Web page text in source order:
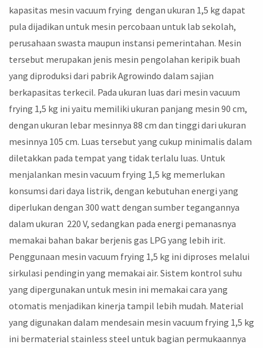
kapasitas mesin vacuum frying dengan ukuran 1,5 kg dapat
pula dijadikan untuk mesin percobaan untuk lab sekolah,
perusahaan swasta maupun instansi pemerintahan. Mesin
tersebut merupakan jenis mesin pengolahan keripik buah
yang diproduksi dari pabrik Agrowindo dalam sajian
berkapasitas terkecil. Pada ukuran luas dari mesin vacuum
frying 1,5 kg ini yaitu memiliki ukuran panjang mesin 90 cm,
dengan ukuran lebar mesinnya 88 cm dan tinggi dari ukuran
mesinnya 105 cm. Luas tersebut yang cukup minimalis dalam
diletakkan pada tempat yang tidak terlalu luas. Untuk
menjalankan mesin vacuum frying 1,5 kg memerlukan
konsumsi dari daya listrik, dengan kebutuhan energi yang
diperlukan dengan 300 watt dengan sumber tegangannya
dalam ukuran 220 V, sedangkan pada energi pemanasnya
memakai bahan bakar berjenis gas LPG yang lebih irit.
Penggunaan mesin vacuum frying 1,5 kg ini diproses melalui
sirkulasi pendingin yang memakai air. Sistem kontrol suhu
yang dipergunakan untuk mesin ini memakai cara yang
otomatis menjadikan kinerja tampil lebih mudah. Material
yang digunakan dalam mendesain mesin vacuum frying 1,5 kg
ini bermaterial stainless steel untuk bagian permukaannya